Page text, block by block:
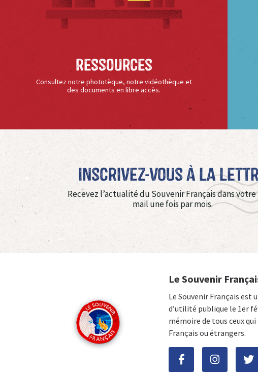
Ressources
Consultez notre phototèque, notre vidéothèque et
des documents en libre accès.
Inscrivez-vous à La
Recevez l’actualité du Souvenir Français dans
mail une fois par mois.
Le Souvenir
Le Souvenir Français est
d’utilité publique le 1er
mémoire de tous ceux
Français ou étrangers.